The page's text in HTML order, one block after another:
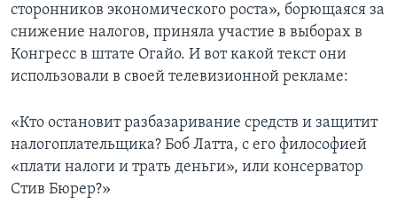
сторонников экономического роста», борющаяся за
снижение налогов, приняла участие в выборах в
Конгресс в штате Огайо. И вот какой текст они
использовали в своей телевизионной рекламе:
«Кто остановит разбазаривание средств и защитит
налогоплательщика? Боб Латта, с его философией
«плати налоги и трать деньги», или консерватор
Стив Бюрер?»